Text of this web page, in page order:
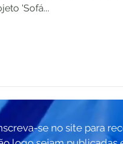
'Sofá...
se no site para